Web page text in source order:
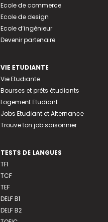
Ecole de commerce
Ecole de design
Ecole d’ingénieur
Devenir partenaire
VIE ETUDIANTE
Vie Etudiante
Bourses et prêts étudiants
Logement Etudiant
Jobs Etudiant et Alternance
Trouve ton job saisonnier
TESTS DE LANGUES
TFI
TCF
TEF
DELF B1
DELF B2